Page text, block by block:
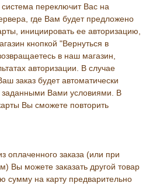
переключит Вас на
где Вам будет предложено
инициировать ее авторизацию,
кнопкой "Вернуться в
в наш магазин,
авторизации. В случае
заказ будет автоматически
заданными Вами условиями. В
Вы сможете повторить
оплаченного заказа (или при
Вы можете заказать другой товар
сумму на карту предварительно